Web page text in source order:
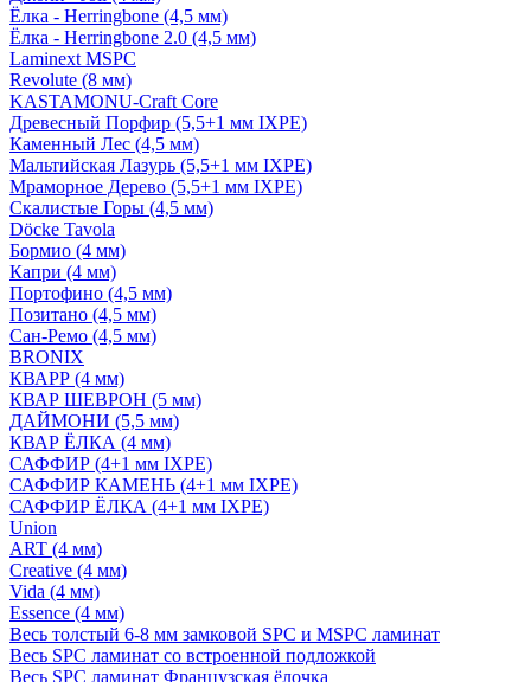
Ёлка - Herringbone (4,5 мм)
Ёлка - Herringbone 2.0 (4,5 мм)
Laminext MSPC
Revolute (8 мм)
KASTAMONU-Craft Core
Древесный Порфир (5,5+1 мм IXPE)
Каменный Лес (4,5 мм)
Мальтийская Лазурь (5,5+1 мм IXPE)
Мраморное Дерево (5,5+1 мм IXPE)
Скалистые Горы (4,5 мм)
Döcke Tavola
Бормио (4 мм)
Капри (4 мм)
Портофино (4,5 мм)
Позитано (4,5 мм)
Сан-Ремо (4,5 мм)
BRONIX
КВАРР (4 мм)
КВАР ШЕВРОН (5 мм)
ДАЙМОНИ (5,5 мм)
КВАР ЁЛКА (4 мм)
САФФИР (4+1 мм IXPE)
САФФИР КАМЕНЬ (4+1 мм IXPE)
САФФИР ЁЛКА (4+1 мм IXPE)
Union
ART (4 мм)
Creative (4 мм)
Vida (4 мм)
Essence (4 мм)
Весь толстый 6-8 мм замковой SPC и MSPC ламинат
Весь SPC ламинат со встроенной подложкой
Весь SPC ламинат Французская ёлочка